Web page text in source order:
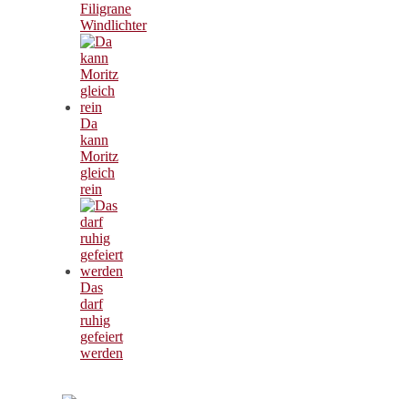
Filigrane
Windlichter
Da
kann
Moritz
gleich
rein
Das
darf
ruhig
gefeiert
werden